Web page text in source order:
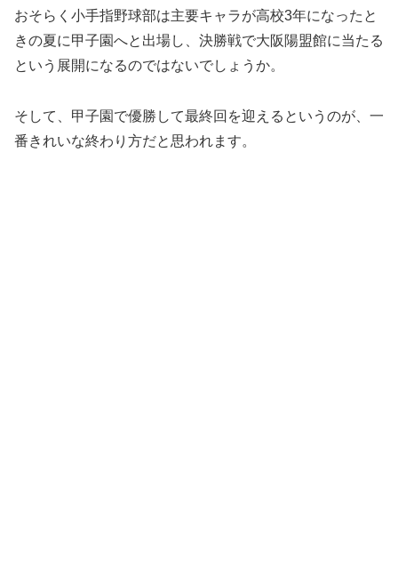
おそらく小手指野球部は主要キャラが高校3年になったと
きの夏に甲子園へと出場し、決勝戦で大阪陽盟館に当たる
という展開になるのではないでしょうか。
そして、甲子園で優勝して最終回を迎えるというのが、一
番きれいな終わり方だと思われます。